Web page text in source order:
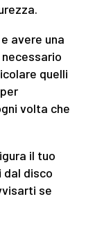
avere una
quelli
volta che
il tuo
dal disco
se